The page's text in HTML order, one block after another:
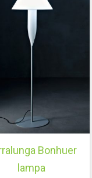
Bonhuer
lampa